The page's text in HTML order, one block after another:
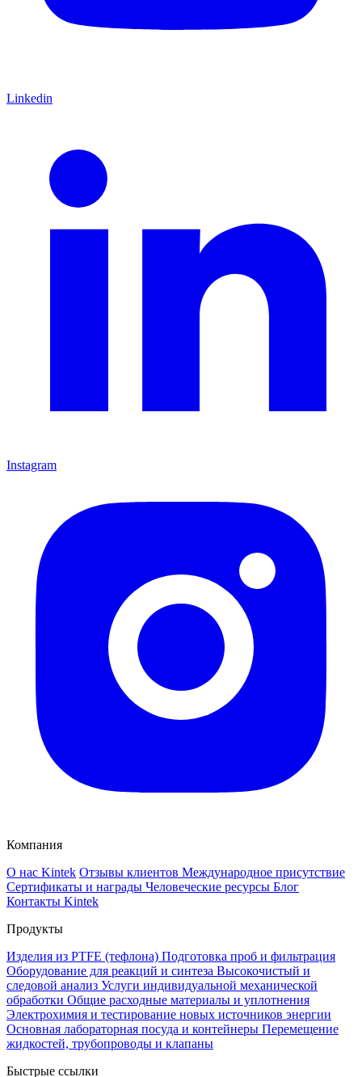
Linkedin
Instagram
Компания
О нас Kintek Отзывы клиентов Международное присутствие
Сертификаты и награды Человеческие ресурсы Блог
Контакты Kintek
Продукты
Изделия из PTFE (тефлона) Подготовка проб и фильтрация
Оборудование для реакций и синтеза Высокочистый и
следовой анализ Услуги индивидуальной механической
обработки Общие расходные материалы и уплотнения
Электрохимия и тестирование новых источников энергии
Основная лабораторная посуда и контейнеры Перемещение
жидкостей, трубопроводы и клапаны
Быстрые ссылки